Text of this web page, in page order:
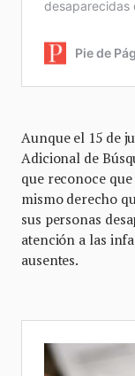
Aunque el 15 de
Adicional de
que reconoce
mismo derecho
sus personas
atención a las
ausentes.